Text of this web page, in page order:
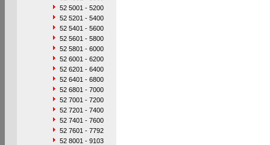
52 5001 - 5200
52 5201 - 5400
52 5401 - 5600
52 5601 - 5800
52 5801 - 6000
52 6001 - 6200
52 6201 - 6400
52 6401 - 6800
52 6801 - 7000
52 7001 - 7200
52 7201 - 7400
52 7401 - 7600
52 7601 - 7792
52 8001 - 9103